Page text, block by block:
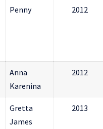
Penny 2012
Anna
Karenina
2012
Gretta
James
2013